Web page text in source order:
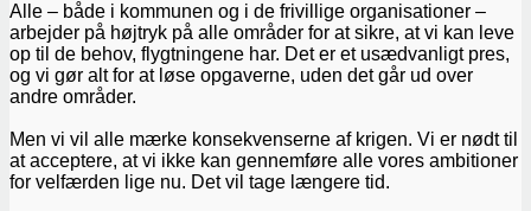
Alle – både i kommunen og i de frivillige organisationer –
arbejder på højtryk på alle områder for at sikre, at vi kan leve
op til de behov, flygtningene har. Det er et usædvanligt pres,
og vi gør alt for at løse opgaverne, uden det går ud over
andre områder.
Men vi vil alle mærke konsekvenserne af krigen. Vi er nødt til
at acceptere, at vi ikke kan gennemføre alle vores ambitioner
for velfærden lige nu. Det vil tage længere tid.